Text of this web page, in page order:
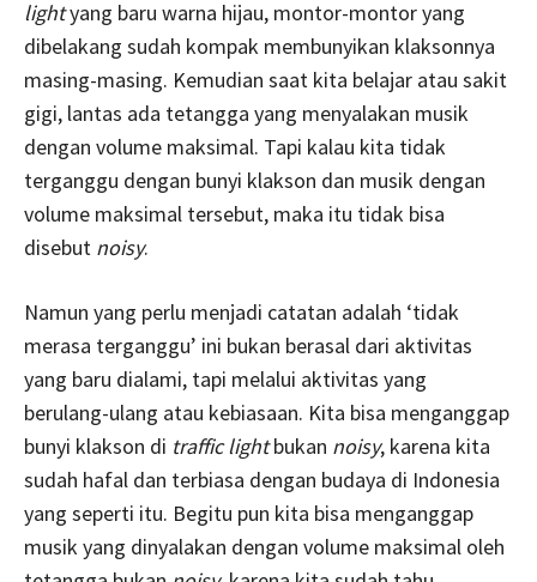
lightyang baru warna hijau, montor-montor yang
dibelakang sudah kompak membunyikan klaksonnya
masing-masing. Kemudian saat kita belajar atau sakit
gigi, lantas ada tetangga yang menyalakan musik
dengan volume maksimal. Tapi kalau kita tidak
terganggu dengan bunyi klakson dan musik dengan
volume maksimal tersebut, maka itu tidak bisa
disebut noisy.
Namun yang perlu menjadi catatan adalah ‘tidak
merasa terganggu’ ini bukan berasal dari aktivitas
yang baru dialami, tapi melalui aktivitas yang
berulang-ulang atau kebiasaan. Kita bisa menganggap
bunyi klakson di traffic lightbukan noisy, karena kita
sudah hafal dan terbiasa dengan budaya di Indonesia
yang seperti itu. Begitu pun kita bisa menganggap
musik yang dinyalakan dengan volume maksimal oleh